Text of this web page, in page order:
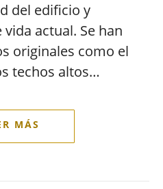
del edificio y
actual. Se han
originales como el
techos altos…